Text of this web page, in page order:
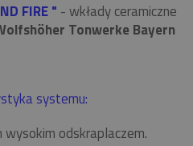
FIRE " - wkłady ceramiczne
Tonwerke Bayern
systemu:
odskraplaczem.